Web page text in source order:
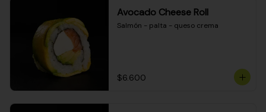
Avocado Cheese Roll
Salmón - palta - queso crema
$6.600